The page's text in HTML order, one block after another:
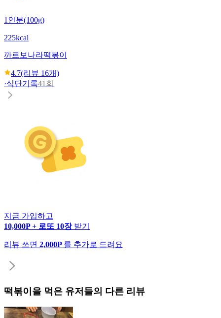
1인분(100g)
225kcal
까르보나라떡볶이
4.7(리뷰 16개)
·식단기록41회
지금 가입하고
10,000P + 로또 10장 받기
리뷰 쓰면 2,000P 를 추가로 드려요
떡볶이 을 먹은 유저들의 다른 리뷰